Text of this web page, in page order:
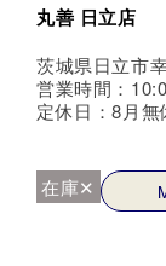
丸善 日立店
茨城県日立市
営業時間：
定休日：8月
在庫✕